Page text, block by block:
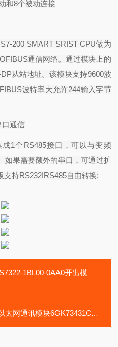
和8个被动连接
S7-200 SMART SRIST CPU做为
通信网络。通过模块上的
从站地址。该模块支持9600波
波特率大允许244输入字节
口通信
成1个 RS485接口，可以与变频
如果需要额外的串口，可通过扩
支持RS232IRS485自由转换:
1BL00-0AA0开出模块32点24VDC
通讯模块6GK73431CX100XE0选型